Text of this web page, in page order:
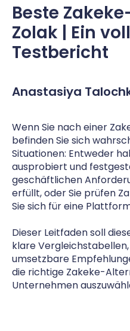
Beste
Zolak | Ein
Testbericht
Anastasiya
Wenn Sie nach einer
befinden Sie sich
Situationen: Entweder
ausprobiert und
geschäftlichen
erfüllt, oder Sie prüfen
Sie sich für eine
Dieser Leitfaden soll
klare
umsetzbare
die richtige Zakeke-
Unternehmen